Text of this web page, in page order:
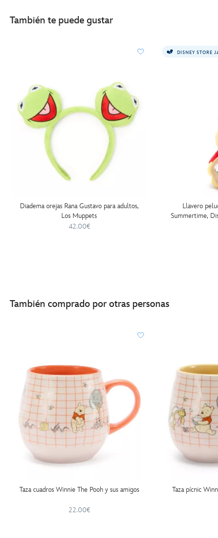
También te puede gustar
Diadema orejas Rana Gustavo para adultos,
Los Muppets
42.00€
DISNEY STORE
Llavero
Summertime,
También comprado por otras personas
Taza cuadros Winnie The Pooh y sus amigos
22.00€
Taza pícnic